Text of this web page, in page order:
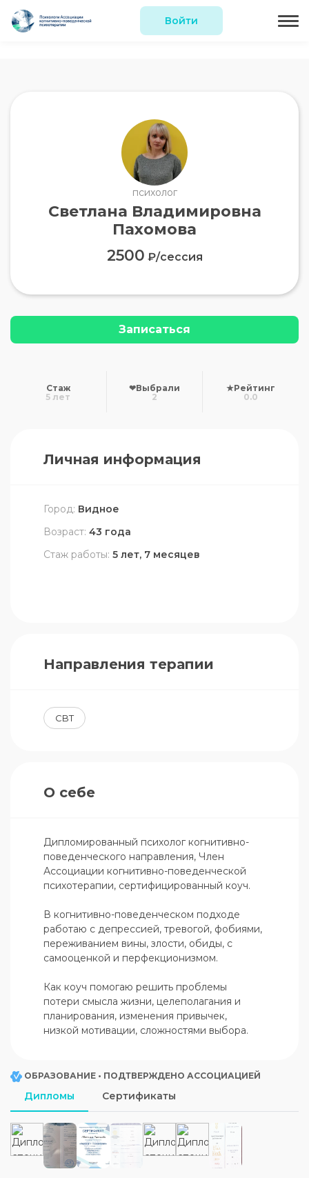
Войти
психолог
Светлана Владимировна
Пахомова
2500 ₽/сессия
Записаться
Стаж
5 лет
❤Выбрали
2
★Рейтинг
0.0
Личная информация
Город: Видное
Возраст: 43 года
Стаж работы: 5 лет, 7 месяцев
Направления терапии
CBT
О себе
Дипломированный психолог когнитивно-
поведенческого направления, Член
Ассоциации когнитивно-поведенческой
психотерапии, сертифицированный коуч.
В когнитивно-поведенческом подходе
работаю с депрессией, тревогой, фобиями,
переживанием вины, злости, обиды, с
самооценкой и перфекционизмом.
Как коуч помогаю решить проблемы
потери смысла жизни, целеполагания и
планирования, изменения привычек,
низкой мотивации, сложностями выбора.
ОБРАЗОВАНИЕ • ПОДТВЕРЖДЕНО АССОЦИАЦИЕЙ
Дипломы Сертификаты